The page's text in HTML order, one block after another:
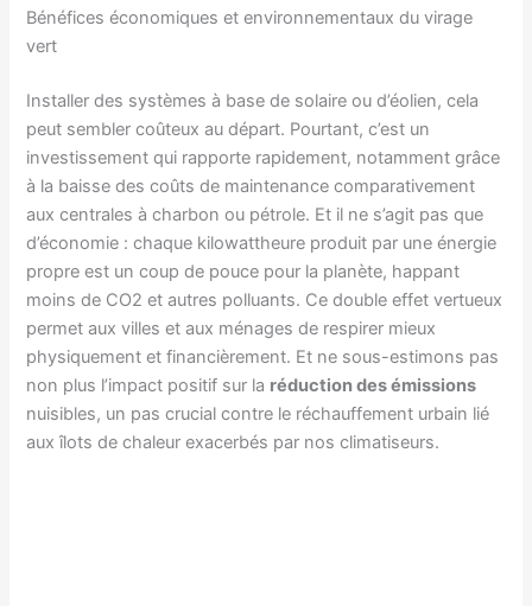
Bénéfices économiques et environnementaux du virage
vert
Installer des systèmes à base de solaire ou d’éolien, cela
peut sembler coûteux au départ. Pourtant, c’est un
investissement qui rapporte rapidement, notamment grâce
à la baisse des coûts de maintenance comparativement
aux centrales à charbon ou pétrole. Et il ne s’agit pas que
d’économie : chaque kilowattheure produit par une énergie
propre est un coup de pouce pour la planète, happant
moins de CO2 et autres polluants. Ce double effet vertueux
permet aux villes et aux ménages de respirer mieux
physiquement et financièrement. Et ne sous-estimons pas
non plus l’impact positif sur la réduction des émissions
nuisibles, un pas crucial contre le réchauffement urbain lié
aux îlots de chaleur exacerbés par nos climatiseurs.